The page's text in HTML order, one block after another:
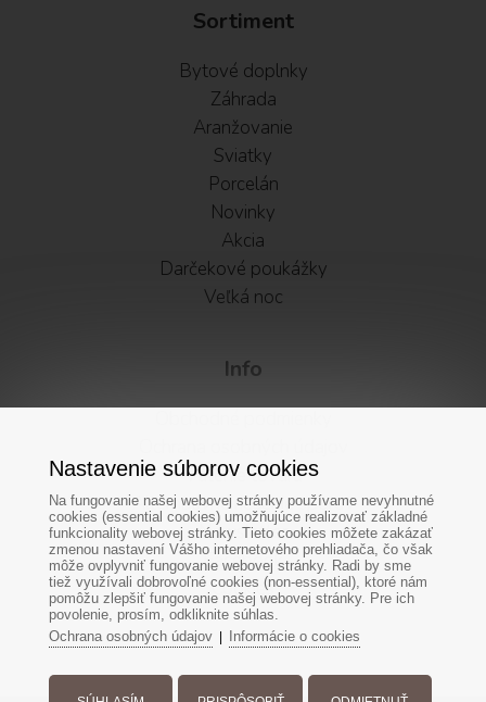
Sortiment
Bytové doplnky
Záhrada
Aranžovanie
Sviatky
Porcelán
Novinky
Akcia
Darčekové poukážky
Veľká noc
Info
Vátenie tovaru
Alternatívne riešenie sporov
Newsletter
Facebook
Cookies
Nastavenie súborov cookies
Na fungovanie našej webovej stránky používame nevyhnutné
cookies (essential cookies) umožňujúce realizovať základné
funkcionality webovej stránky. Tieto cookies môžete zakázať
zmenou nastavení Vášho internetového prehliadača, čo však
môže ovplyvniť fungovanie webovej stránky. Radi by sme
tiež využívali dobrovoľné cookies (non-essential), ktoré nám
pomôžu zlepšiť fungovanie našej webovej stránky. Pre ich
povolenie, prosím, odkliknite súhlas.
Ochrana osobných údajov| Informácie o cookies